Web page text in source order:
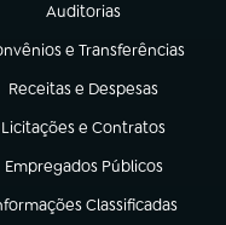
Auditorias
(abre em nova aba)
e Transferências
em nova aba)
Receitas e Despesas
(abre em nova aba)
Licitações e Contratos
(abre em nova aba)
Empregados Públicos
(abre em nova aba)
Classificadas
em nova aba)